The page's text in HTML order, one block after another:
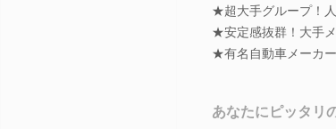
★超大手グループ！
★安定感抜群！大手
★有名自動車メーカ
あなたにピッタリ